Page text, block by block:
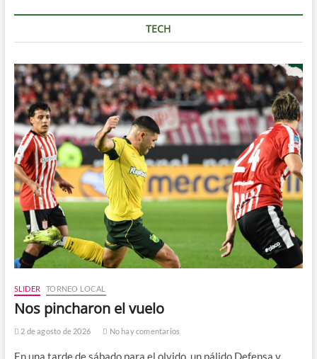
TECH
SLIDER TORNEO LOCAL
Nos pincharon el vuelo
2 de agosto de 2026 No hay comentarios
En una tarde de sábado para el olvido, un pálido Defensa y